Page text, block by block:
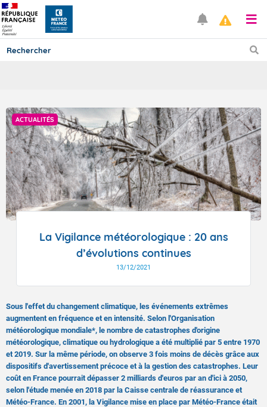
TOUS LES RÉSULTATS
Articles
ACTUALITÉS
La Vigilance météorologique : 20 ans
d’évolutions continues
13/12/2021
Sous l'effet du changement climatique, les événements extrêmes
augmentent en fréquence et en intensité. Selon l'Organisation
météorologique mondiale*, le nombre de catastrophes d'origine
météorologique, climatique ou hydrologique a été multiplié par 5 entre 1970
et 2019. Sur la même période, on observe 3 fois moins de décès grâce aux
dispositifs d'avertissement précoce et à la gestion des catastrophes. Leur
coût en France pourrait dépasser 2 milliards d'euros par an d'ici à 2050,
selon l'étude menée en 2018 par la Caisse centrale de réassurance et
Météo-France. En 2001, la Vigilance mise en place par Météo-France était